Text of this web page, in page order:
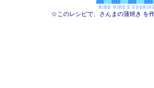
☆このレシピで、さんまの蒲焼き を